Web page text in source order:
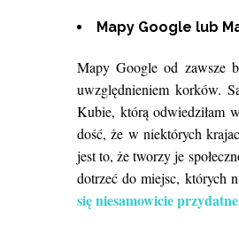
Mapy Google lub
Mapy Google od zawsze
uwzględnieniem korków.
Kubie, którą odwiedziłam
dość, że w niektórych
jest to, że tworzy je
dotrzeć do miejsc, których
się niesamowicie